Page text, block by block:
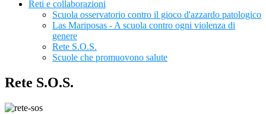
Reti e collaborazioni
Scuola osservatorio contro il gioco d'azzardo patologico
Las Mariposas - A scuola contro ogni violenza di
genere
Rete S.O.S.
Scuole che promuovono salute
Rete S.O.S.